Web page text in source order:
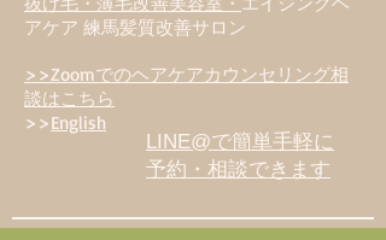
アケア 練馬髪質改善サロン
>>Zoomでのヘアケアカウンセリング相
談はこちら
>>English
LINE@で簡単手軽に
予約・相談できます